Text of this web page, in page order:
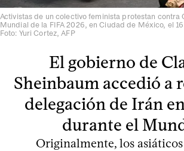
Activistas de un colectivo feminista protestan contra
Mundial de la FIFA 2026, en Ciudad de México, el 16
Foto: Yuri Cortez, AFP
El gobierno de
Sheinbaum accedió a
delegación de Irán
durante el
Originalmente, los